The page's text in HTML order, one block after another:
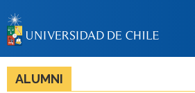
BIBLIOTECAS
ALUMNI